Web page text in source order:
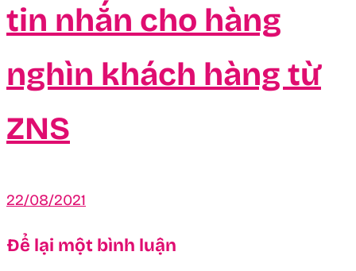
tin nhắn cho hàng
nghìn khách hàng từ
ZNS
22/08/2021
Để lại một bình luận